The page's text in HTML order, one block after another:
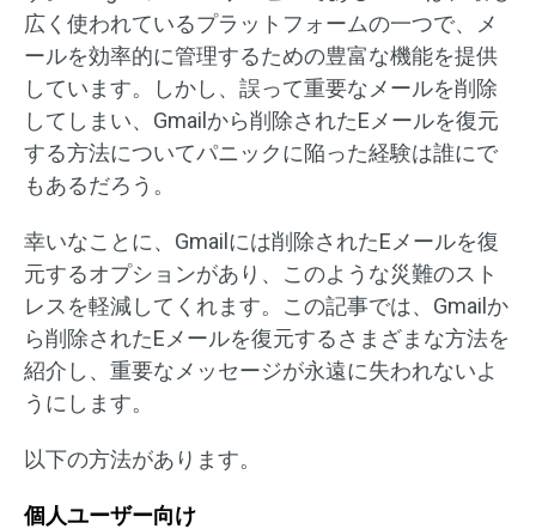
広く使われているプラットフォームの一つで、メ
ールを効率的に管理するための豊富な機能を提供
しています。しかし、誤って重要なメールを削除
してしまい、Gmailから削除されたEメールを復元
する方法についてパニックに陥った経験は誰にで
もあるだろう。
幸いなことに、Gmailには削除されたEメールを復
元するオプションがあり、このような災難のスト
レスを軽減してくれます。この記事では、Gmailか
ら削除されたEメールを復元するさまざまな方法を
紹介し、重要なメッセージが永遠に失われないよ
うにします。
以下の方法があります。
個人ユーザー向け